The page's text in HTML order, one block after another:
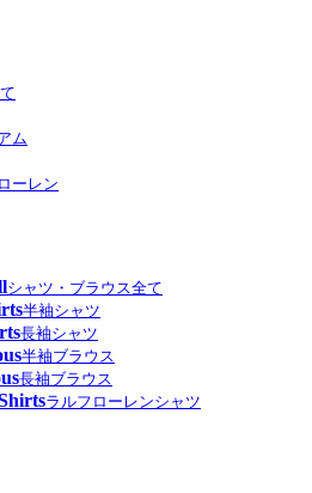
ム
ーレン
シャツ・ブラウス全て
半袖シャツ
長袖シャツ
半袖ブラウス
長袖ブラウス
ラルフローレンシャツ